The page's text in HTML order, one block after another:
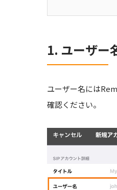
1. ユーザー
ユーザー名には
確認ください。